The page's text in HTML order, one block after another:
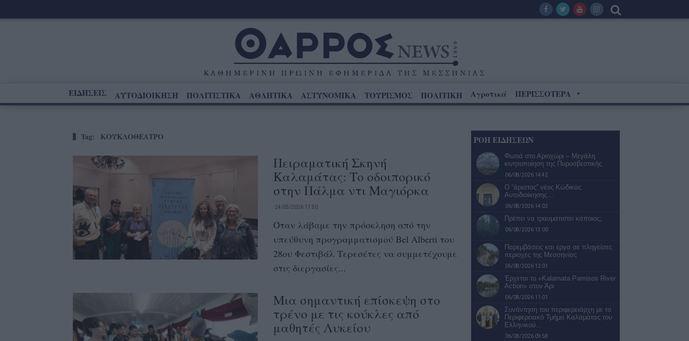
ΕΙΔΗΣΕΙΣ ΑΥΤΟΔΙΟΙΚΗΣΗ ΠΟΛΙΤΙΣΤΙΚΑ ΑΘΛΗΤΙΚΑ ΑΣΤΥΝΟΜΙΚΑ ΤΟΥΡΙΣΜΟΣ ΠΟΛΙΤΙΚΗ Αγροτικά ΠΕΡΙΣΣΟΤΕΡΑ
Tag: ΚΟΥΚΛΟΘΕΑΤΡΟ
Πειραματική Σκηνή
Καλαμάτας: Το οδοιπορικό
στην Πάλμα ντι Μαγιόρκα
24/05/2026 17:50
Όταν λάβαμε την πρόσκληση από την
υπεύθυνη προγραμματισμού Bel Alberti του
28ου Φεστιβάλ Τερεσέτες να συμμετέχουμε
στις διεργασίες...
Μια σημαντική επίσκεψη στο
τρένο με τις κούκλες από
μαθητές Λυκείου
ΡΟΗ ΕΙΔΗΣΕΩΝ
Φωτιά στο Αριοχώρι – Μεγάλη
κινητοποίηση της Πυροσβεστικής
06/08/2026 14:42
Ο “άριστος” νέος Κώδικας
Αυτοδιοίκησης…
06/08/2026 14:02
Πρέπει να τραυματιστεί κάποιος;
06/08/2026 13:00
Παρεμβάσεις και έργα σε πληγείσες
περιοχές της Μεσσηνίας
06/08/2026 12:01
Έρχεται το «Kalamata Pamisos River
Action» στον Άρι
06/08/2026 11:01
Συνάντηση του περιφερειάρχη με το
Περιφερειακό Τμήμα Καλαμάτας του
Ελληνικού…
06/08/2026 09:58